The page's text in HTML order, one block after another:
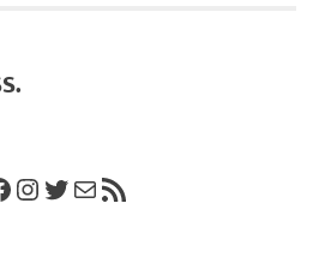
Instagram
Twitter
Correo electrónico
Feed RSS